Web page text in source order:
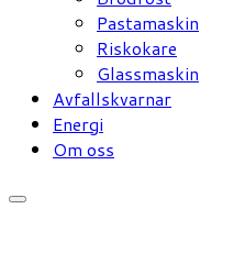
Pastamaskin
Riskokare
Glassmaskin
Avfallskvarnar
Energi
Om oss